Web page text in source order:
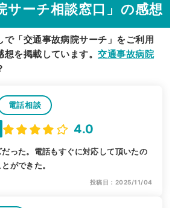
す 院名から探す
サーチ相談窓口」の感想
で「交通事故病院サーチ」をご利用
想を掲載しています。交通事故病院
電話相談
4.0
った。電話もすぐに対応して頂いたの
ができた。
投稿日：2025/11/04